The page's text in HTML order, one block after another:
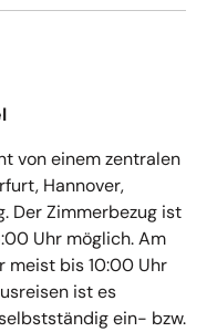
von einem zentralen
Hannover,
Der Zimmerbezug ist
Uhr möglich. Am
meist bis 10:00 Uhr
ist es
ein- bzw.